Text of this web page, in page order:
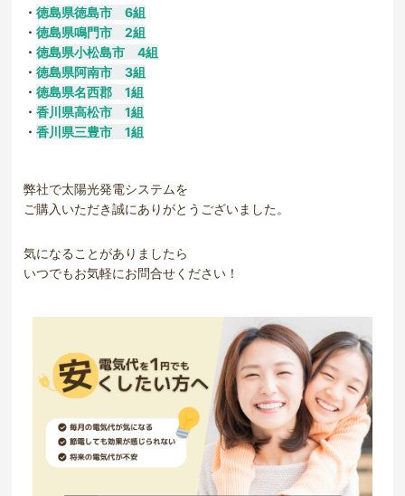
・徳島県徳島市 6組
・徳島県鳴門市 2組
・徳島県小松島市 4組
・徳島県阿南市 3組
・徳島県名西郡 1組
・香川県高松市 1組
・香川県三豊市 1組
弊社で太陽光発電システムを
ご購入いただき誠にありがとうございました。
気になることがありましたら
いつでもお気軽にお問合せください！